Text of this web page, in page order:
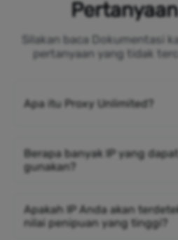
Silakan baca Dokumentasi
pertanyaan yang tidak
Apa itu Proxy Unlimited?
Berapa banyak IP yang
gunakan?
Apakah IP Anda akan
nilai penipuan yang tinggi?